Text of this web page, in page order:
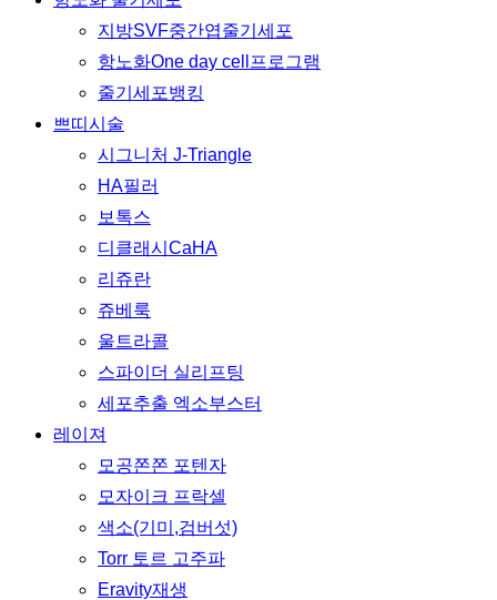
지방SVF중간엽줄기세포
항노화One day cell프로그램
줄기세포뱅킹
쁘띠시술
시그니처 J-Triangle
HA필러
보톡스
디클래시CaHA
리쥬란
쥬베룩
울트라콜
스파이더 실리프팅
세포추출 엑소부스터
레이져
모공쫀쫀 포텐자
모자이크 프락셀
색소(기미,검버섯)
Torr 토르 고주파
Eravity재생